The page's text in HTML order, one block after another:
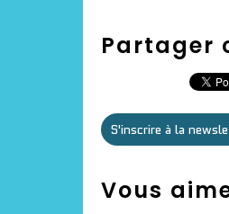
Partager
S'inscrire à la
Vous